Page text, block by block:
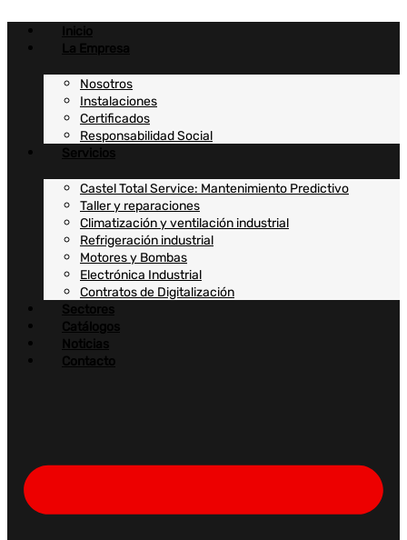
contenido
Inicio
La Empresa
Nosotros
Instalaciones
Certificados
Responsabilidad Social
Servicios
Castel Total Service: Mantenimiento Predictivo
Taller y reparaciones
Climatización y ventilación industrial
Refrigeración industrial
Motores y Bombas
Electrónica Industrial
Contratos de Digitalización
Sectores
Catálogos
Noticias
Contacto